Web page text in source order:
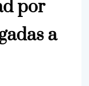
por
a